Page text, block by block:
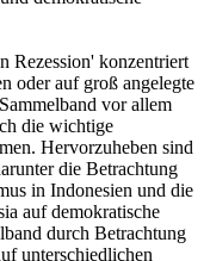
Rezession' konzentriert
oder auf groß angelegte
vor allem
die wichtige
Hervorzuheben sind
die Betrachtung
in Indonesien und die
auf demokratische
durch Betrachtung
unterschiedlichen